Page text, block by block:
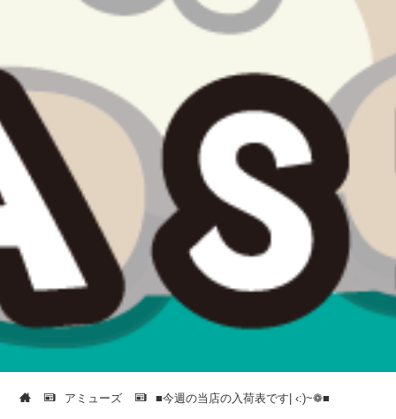
アミューズ ■今週の当店の入荷表です| ‹:)~❁■